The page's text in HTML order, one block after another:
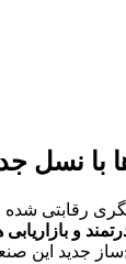
با
رقابتی
و بازاریابی
جدید این